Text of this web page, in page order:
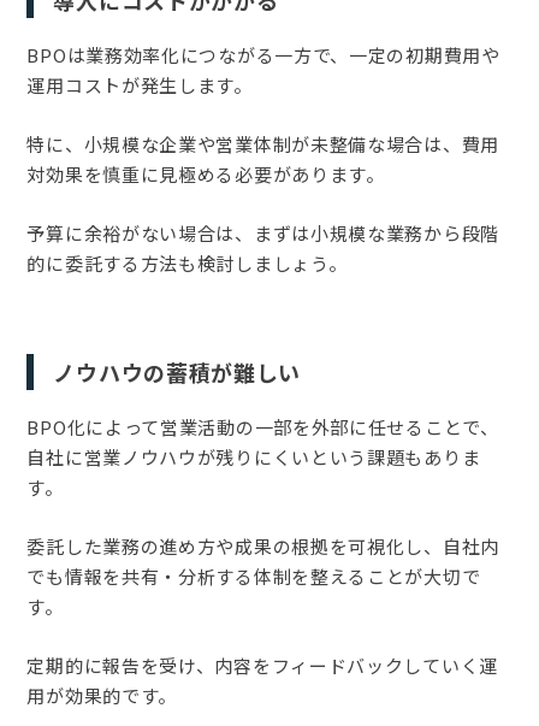
BPOは業務効率化につながる一方で、一定の初期費用や
運用コストが発生します。
特に、小規模な企業や営業体制が未整備な場合は、費用
対効果を慎重に見極める必要があります。
予算に余裕がない場合は、まずは小規模な業務から段階
的に委託する方法も検討しましょう。
ノウハウの蓄積が難しい
BPO化によって営業活動の一部を外部に任せることで、
自社に営業ノウハウが残りにくいという課題もありま
す。
委託した業務の進め方や成果の根拠を可視化し、自社内
でも情報を共有・分析する体制を整えることが大切で
す。
定期的に報告を受け、内容をフィードバックしていく運
用が効果的です。